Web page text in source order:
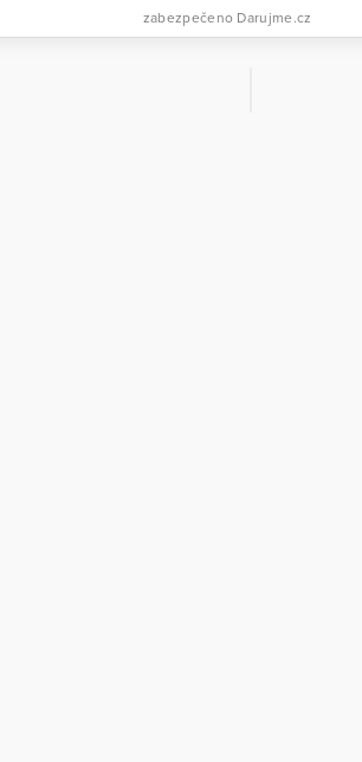
zabezpečeno Darujme.cz